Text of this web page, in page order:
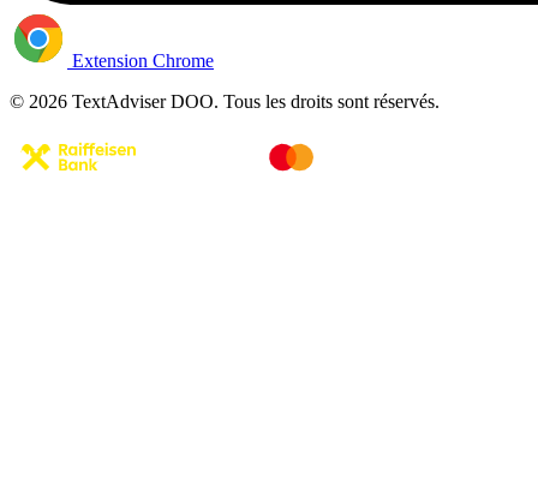
Extension Chrome
© 2026 TextAdviser DOO. Tous les droits sont réservés.